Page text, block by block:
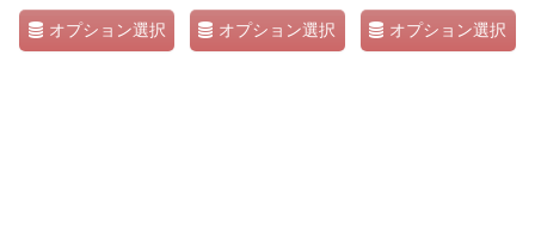
オプション選択 オプション選択 オプション選択